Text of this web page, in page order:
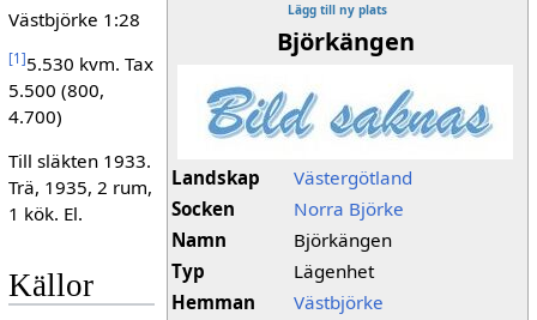
Lägg till ny plats
Björkängen
Landskap
Västergötland
Socken
Norra Björke
Namn
Björkängen
Typ
Lägenhet
Hemman
Västbjörke
Västbjörke 1:28
[1 ]5.530 kvm. Tax
5.500 (800,
4.700)
Till släkten 1933.
Trä, 1935, 2 rum,
1 kök. El.
Källor